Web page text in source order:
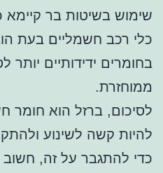
שימוש בשיטות בר קיימא
כלי רכב חשמליים בעת
בחומרים ידידותיים יותר
ממוחזרת.
לסיכום, ברזל הוא חומר
להיות קשה לשינוע
כדי להתגבר על זה,